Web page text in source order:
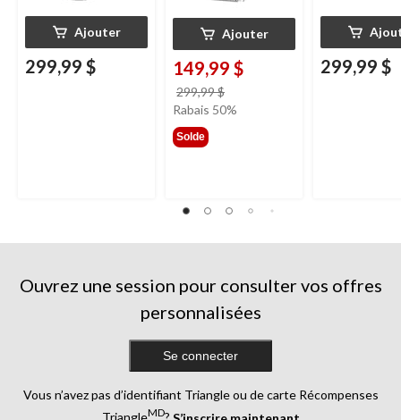
Ajouter
299,99 $
Ajouter
149,99 $
299,99 $
était
Rabais 50%
Solde
299,99 $
Ouvrez une session pour consulter vos offres
personnalisées
Se connecter
Vous n’avez pas d’identifiant Triangle ou de carte Récompenses
MD